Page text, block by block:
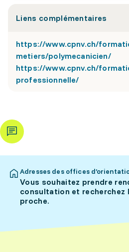
Liens complémentaires
https://www.cpnv.ch/
metiers/polymecanicien/
https://www.cpnv.ch/
professionnelle/
Adresses des offices
Vous souhaitez prendre
consultation et recherchez
proche.